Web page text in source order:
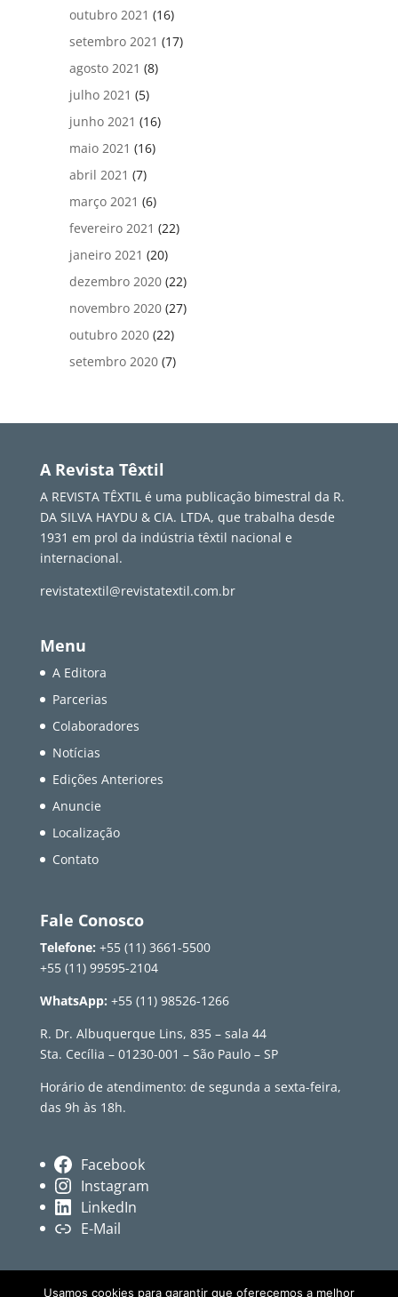
outubro 2021 (16)
setembro 2021 (17)
agosto 2021 (8)
julho 2021 (5)
junho 2021 (16)
maio 2021 (16)
abril 2021 (7)
março 2021 (6)
fevereiro 2021 (22)
janeiro 2021 (20)
dezembro 2020 (22)
novembro 2020 (27)
outubro 2020 (22)
setembro 2020 (7)
A Revista Têxtil
A REVISTA TÊXTIL é uma publicação bimestral da R.
DA SILVA HAYDU & CIA. LTDA, que trabalha desde
1931 em prol da indústria têxtil nacional e
internacional.
revistatextil@revistatextil.com.br
Menu
A Editora
Parcerias
Colaboradores
Notícias
Edições Anteriores
Anuncie
Localização
Contato
Fale Conosco
Telefone: +55 (11) 3661-5500
+55 (11) 99595-2104
WhatsApp: +55 (11) 98526-1266
R. Dr. Albuquerque Lins, 835 – sala 44
Sta. Cecília – 01230-001 – São Paulo – SP
Horário de atendimento: de segunda a sexta-feira,
das 9h às 18h.
Facebook
Instagram
LinkedIn
E-Mail
Usamos cookies para garantir que oferecemos a melhor